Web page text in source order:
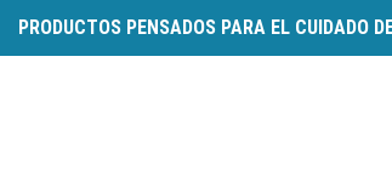
PRODUCTOS PENSADOS PARA EL CUIDADO